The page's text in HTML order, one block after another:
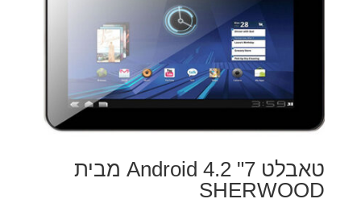
טאבלט 7" Android 4.2 מבית
SHERWOOD